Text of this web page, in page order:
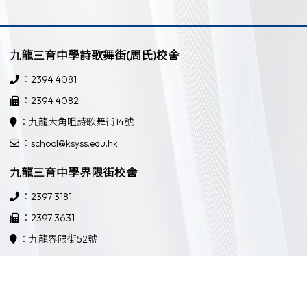
九龍三育中學詩歌舞街(周氏)校舍
：2394 4081
：2394 4082
：九龍大角咀詩歌舞街14號
：school@ksyss.edu.hk
九龍三育中學界限街校舍
：2397 3181
：2397 3631
：九龍界限街52號